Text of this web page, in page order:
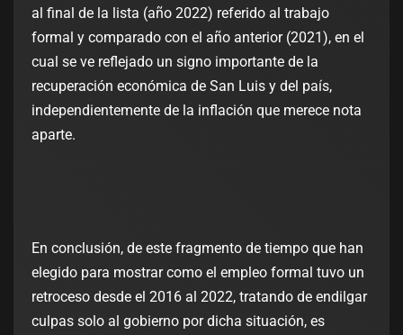
al final de la lista (año 2022) referido al trabajo
formal y comparado con el año anterior (2021), en el
cual se ve reflejado un signo importante de la
recuperación económica de San Luis y del país,
independientemente de la inflación que merece nota
aparte.
En conclusión, de este fragmento de tiempo que han
elegido para mostrar como el empleo formal tuvo un
retroceso desde el 2016 al 2022, tratando de endilgar
culpas solo al gobierno por dicha situación, es